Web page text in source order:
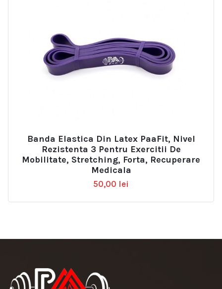
Banda Elastica Din Latex PaaFit, Nivel
Rezistenta 3 Pentru Exercitii De
Mobilitate, Stretching, Forta, Recuperare
Medicala
50,00 lei